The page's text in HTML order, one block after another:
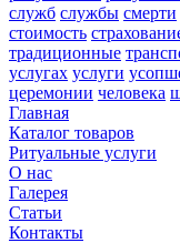
служб службы смерти
стоимость
традиционные
услугах услуги
церемонии человека
Главная
Каталог товаров
Ритуальные услуги
О нас
Галерея
Статьи
Контакты